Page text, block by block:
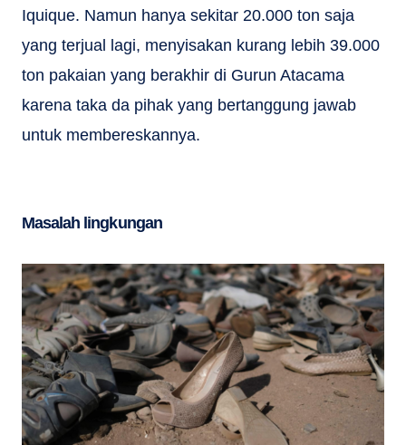
Iquique. Namun hanya sekitar 20.000 ton saja
yang terjual lagi, menyisakan kurang lebih 39.000
ton pakaian yang berakhir di Gurun Atacama
karena taka da pihak yang bertanggung jawab
untuk membereskannya.
Masalah lingkungan